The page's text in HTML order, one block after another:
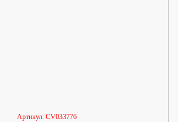
Артикул: CV033776